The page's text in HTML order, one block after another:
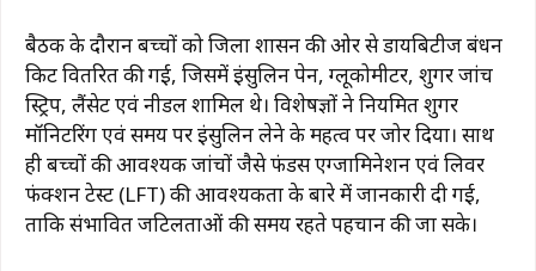
बैठक के दौरान बच्चों को जिला प्रशासन की ओर से डायबिटीज प्रबंधन
किट वितरित की गई, जिसमें इंसुलिन पेन, ग्लूकोमीटर, शुगर जांच
स्ट्रिप, लैंसेट एवं नीडल शामिल थे। विशेषज्ञों ने नियमित शुगर
मॉनिटरिंग एवं समय पर इंसुलिन लेने के महत्व पर जोर दिया। साथ
ही बच्चों की आवश्यक जांचों जैसे फंडस एग्जामिनेशन एवं लिवर
फंक्शन टेस्ट (LFT) की आवश्यकता के बारे में जानकारी दी गई,
ताकि संभावित जटिलताओं की समय रहते पहचान की जा सके।